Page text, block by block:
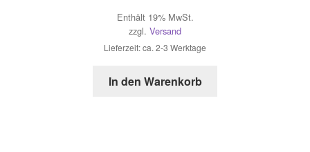
Enthält 19% MwSt.
zzgl. Versand
Lieferzeit: ca. 2-3 Werktage
In den Warenkorb